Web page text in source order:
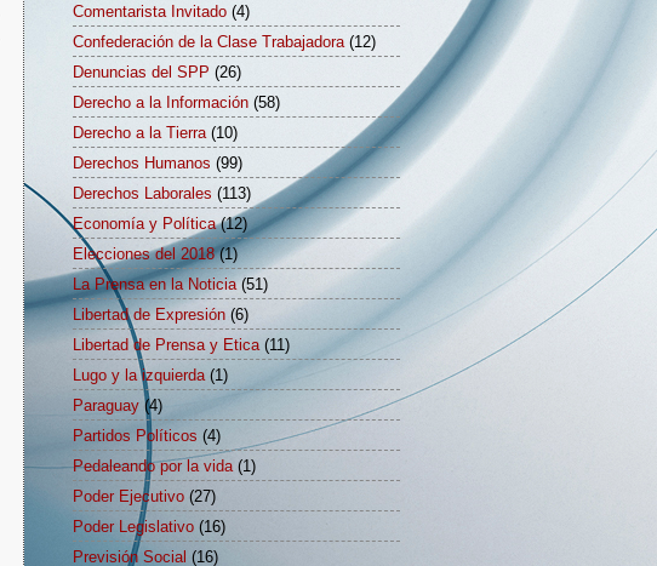
Comentarista Invitado (4)
Confederación de la Clase Trabajadora (12)
Denuncias del SPP (26)
Derecho a la Información (58)
Derecho a la Tierra (10)
Derechos Humanos (99)
Derechos Laborales (113)
Economía y Política (12)
Elecciones del 2018 (1)
La Prensa en la Noticia (51)
Libertad de Expresión (6)
Libertad de Prensa y Etica (11)
Lugo y la izquierda (1)
Paraguay (4)
Partidos Políticos (4)
Pedaleando por la vida (1)
Poder Ejecutivo (27)
Poder Legislativo (16)
Previsión Social (16)